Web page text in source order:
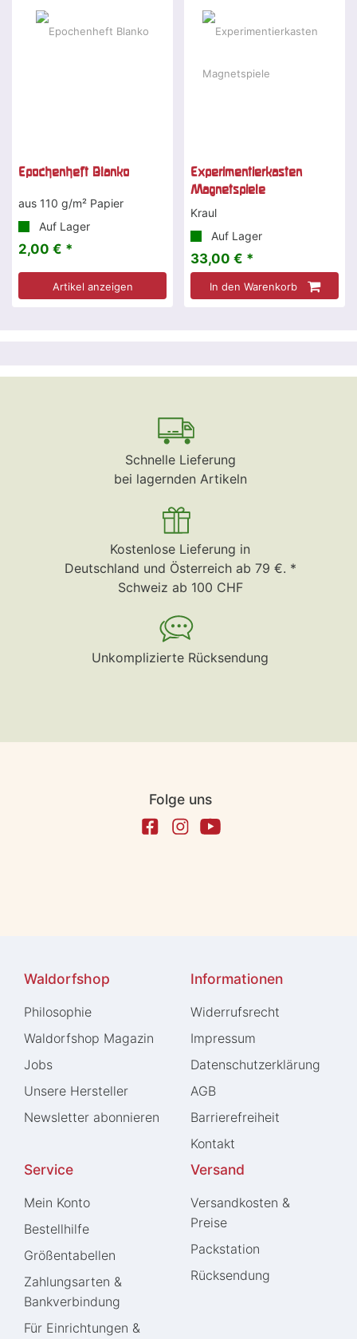
Epochenheft Blanko
aus 110 g/m² Papier
Auf Lager
2,00 € *
Artikel anzeigen
Experimentierkasten
Magnetspiele
Kraul
Auf Lager
33,00 € *
In den Warenkorb
Schnelle Lieferung
bei lagernden Artikeln
Kostenlose Lieferung in
Deutschland und Österreich ab 79 €. *
Schweiz ab 100 CHF
Unkomplizierte Rücksendung
Folge uns
Waldorfshop
Philosophie
Waldorfshop Magazin
Jobs
Unsere Hersteller
Newsletter abonnieren
Informationen
Widerrufs­recht
Impressum
Daten­schutz­erklärung
AGB
Barrierefreiheit
Kontakt
Service
Mein Konto
Bestellhilfe
Größentabellen
Zahlungsarten &
Bankverbindung
Für Einrichtungen &
Versand
Versandkosten &
Preise
Packstation
Rücksendung